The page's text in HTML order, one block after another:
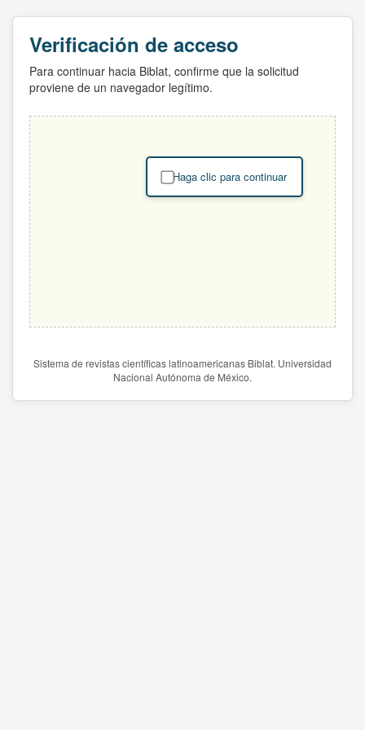
Verificación de acceso
Para continuar hacia Biblat, confirme que la solicitud
proviene de un navegador legítimo.
Haga clic para continuar
Sistema de revistas científicas latinoamericanas Biblat. Universidad
Nacional Autónoma de México.